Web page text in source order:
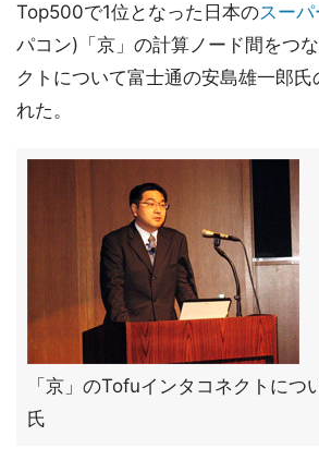
Top500で1位となった日本のスー
パコン)「京」の計算ノード間をつ
クトについて富士通の安島雄一郎
れた。
「京」のTofuインタコネクトにつ
氏